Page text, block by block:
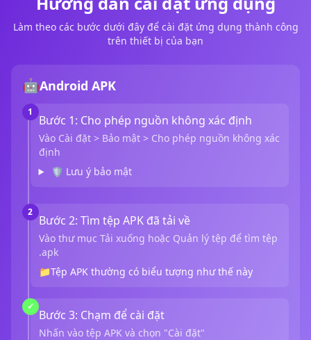
Làm theo các bước dưới đây để cài đặt ứng dụng thành công
trên thiết bị của bạn
🤖Android APK
1
Bước 1: Cho phép nguồn không xác định
Vào Cài đặt > Bảo mật > Cho phép nguồn không xác
định
🛡️ Lưu ý bảo mật
2
Bước 2: Tìm tệp APK đã tải về
Vào thư mục Tải xuống hoặc Quản lý tệp để tìm tệp
.apk
📁Tệp APK thường có biểu tượng như thế này
✓
Bước 3: Chạm để cài đặt
Nhấn vào tệp APK và chọn "Cài đặt"